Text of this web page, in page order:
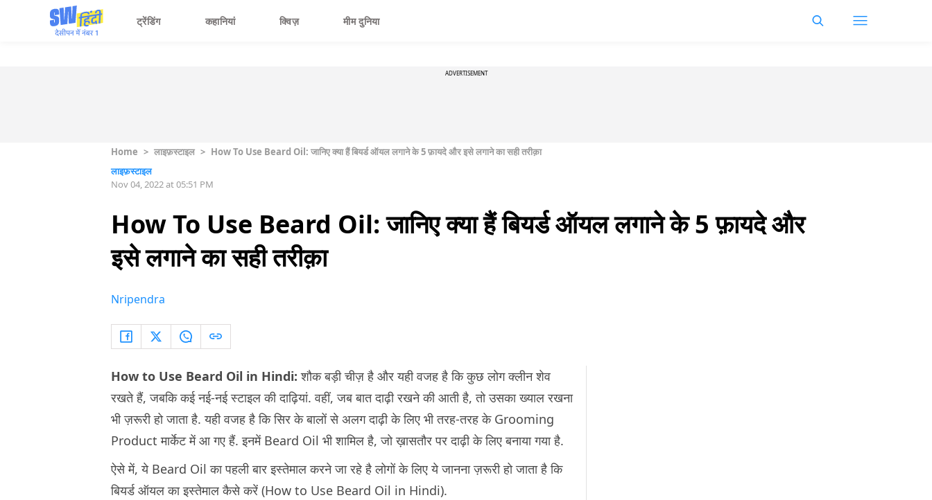
ट्रेंडिंग कहानियां क्विज़ मीम दुनिया
ADVERTISEMENT
Home > लाइफ़स्टाइल > How To Use Beard Oil: जानिए क्या हैं बियर्ड ऑयल लगाने के 5 फ़ायदे और इसे लगाने का सही तरीक़ा
लाइफ़स्टाइल
Nov 04, 2022 at 05:51 PM
How To Use Beard Oil: जानिए क्या हैं बियर्ड ऑयल लगाने के 5 फ़ायदे और
इसे लगाने का सही तरीक़ा
Nripendra
How to Use Beard Oil in Hindi:शौक बड़ी चीज़ है और यही वजह है कि कुछ लोग क्लीन शेव
रखते हैं, जबकि कई नई-नई स्टाइल की दाढ़ियां. वहीं, जब बात दाढ़ी रखने की आती है, तो उसका ख्याल रखना
भी ज़रूरी हो जाता है. यही वजह है कि सिर के बालों से अलग दाढ़ी के लिए भी तरह-तरह के Grooming
Product मार्केट में आ गए हैं. इनमें Beard Oil भी शामिल है, जो ख़ासतौर पर दाढ़ी के लिए बनाया गया है.
ऐसे में, ये Beard Oil का पहली बार इस्तेमाल करने जा रहे है लोगों के लिए ये जानना ज़रूरी हो जाता है कि
बियर्ड ऑयल का इस्तेमाल कैसे करें (How to Use Beard Oil in Hindi).